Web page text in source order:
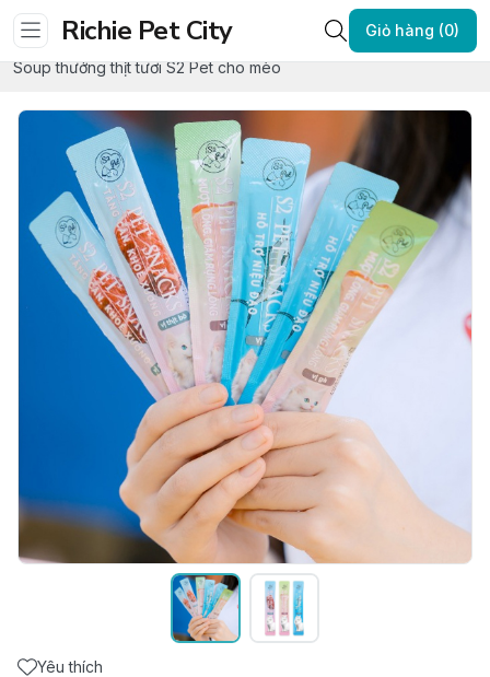
Richie Pet City Giỏ hàng (0)
Trang chủ
SNACK THƯỞNG - ĐỒ ĂN VẶT
SNACK THƯỞNG CHO MÈO
Soup thưởng thịt tươi S2 Pet cho mèo
Yêu thích